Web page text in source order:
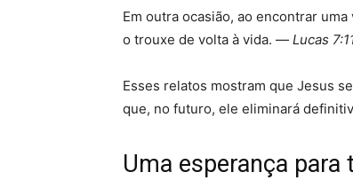
Em outra ocasião, ao encontrar
o trouxe de volta à vida. — Lucas
Esses relatos mostram que Jesus
que, no futuro, ele eliminará
Uma esperança para